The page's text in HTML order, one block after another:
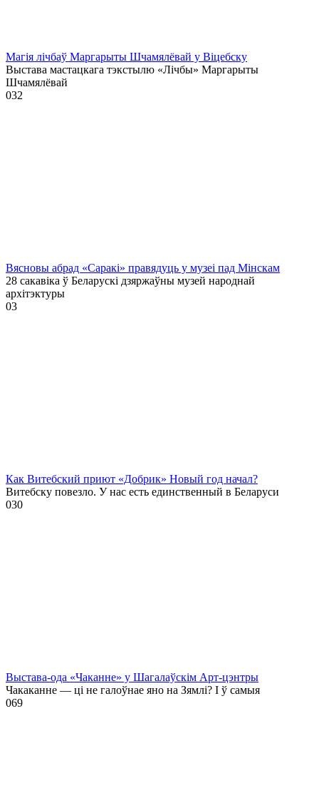
Магія лічбаў Маргарыты Шчамялёвай у Віцебску
Выстава мастацкага тэкстылю «Лічбы» Маргарыты
Шчамялёвай
032
Вясновы абрад «Саракі» правядуць у музеі пад Мінскам
28 сакавіка ў Беларускі дзяржаўны музей народнай
архітэктуры
03
Как Витебский приют «Добрик» Новый год начал?
Витебску повезло. У нас есть единственный в Беларуси
030
Выстава-ода «Чаканне» у Шагалаўскім Арт-цэнтры
Чакаканне — ці не галоўнае яно на Зямлі? І ў самыя
069